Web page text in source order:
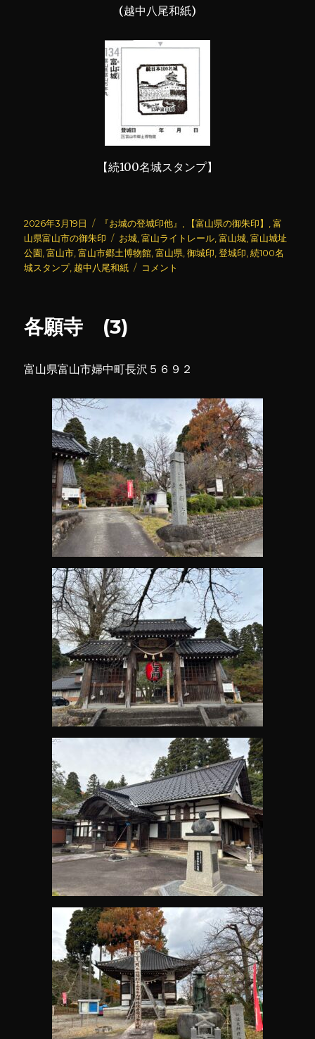
(越中八尾和紙)
【続100名城スタンプ】
投
稿
日:
2026年3月19日
カ
テ
ゴ
リ
『お城の登城印他』 【富山県の御朱印】 ,富
山県富山市の御朱印
タ
グ
お城 ,富山ライトレール ,富山城 ,富山城址
公園 ,富山市 ,富山市郷土博物館 ,富山県 ,御城印 ,登城印 ,続100名
城スタンプ, 越中八尾和紙
富
コメント
各願寺 (3)
富山県富山市婦中町長沢５６９２